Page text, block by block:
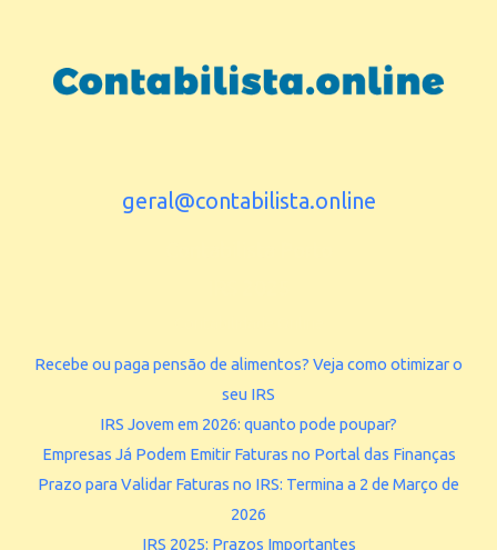
geral@contabilista.online
Recebe ou paga pensão de alimentos? Veja como otimizar o
seu IRS
IRS Jovem em 2026: quanto pode poupar?
Empresas Já Podem Emitir Faturas no Portal das Finanças
Prazo para Validar Faturas no IRS: Termina a 2 de Março de
2026
IRS 2025: Prazos Importantes